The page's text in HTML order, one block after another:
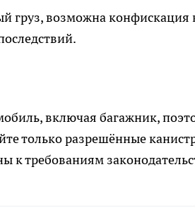
груз, возможна конфискация
включая багажник,
только разрешённые
к требованиям